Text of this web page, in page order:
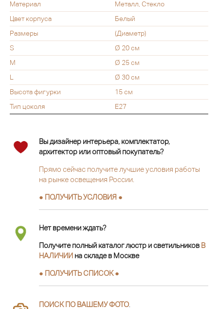
Материал
Металл, Стекло
Цвет корпуса
Белый
Размеры
(Диаметр)
S
Ø 20 см
M
Ø 25 см
L
Ø 30 см
Высота фигурки
15 см
Тип цоколя
E27
Вы дизайнер интерьера, комплектатор,
архитектор или оптовый покупатель?
Прямо сейчас получите лучшие условия работы
на рынке освещения России.
● ПОЛУЧИТЬ УСЛОВИЯ ●
Нет времени ждать?
Получите полный каталог люстр и светильников В
НАЛИЧИИ на складе в Москве
● ПОЛУЧИТЬ СПИСОК ●
ПОИСК ПО ВАШЕМУ ФОТО